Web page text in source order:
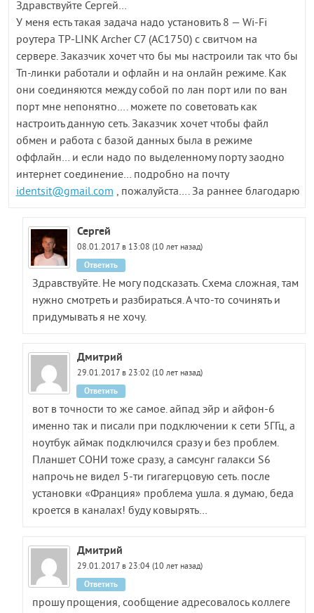
Здравствуйте Сергей…
У меня есть такая задача надо установить 8 — Wi-Fi
роутера TP-LINK Archer C7 (AC1750) c свитчом на
сервере. Заказчик хочет что бы мы настроили так что бы
Тп-линки работали и офлайн и на онлайн режиме. Как
они соединяются между собой по лан порт или по ван
порт мне непонятно…. можете по советовать как
настроить данную сеть. Заказчик хочет чтобы файл
обмен и работа с базой данных была в режиме
оффлайн… и если надо по выделенному порту заодно
интернет соединение… подробно на почту
identsit@gmail.com , пожалуйста…. За раннее благодарю
Сергей
08.01.2017 в 13:08 (10 лет назад)
Здравствуйте. Не могу подсказать. Схема сложная, там
нужно смотреть и разбираться. А что-то сочинять и
придумывать я не хочу.
Ответить
Дмитрий
29.01.2017 в 23:02 (10 лет назад)
вот в точности то же самое. айпад эйр и айфон-6
именно так и писали при подключении к сети 5ГГц, а
ноутбук аймак подключился сразу и без проблем.
Планшет СОНИ тоже сразу, а самсунг галакси S6
напрочь не видел 5-ти гигагерцовую сеть. после
установки «Франция» проблема ушла. я думаю, беда
кроется в каналах! буду ковырять…
Ответить
Дмитрий
29.01.2017 в 23:04 (10 лет назад)
прошу прощения, сообщение адресовалось коллеге
Ответить